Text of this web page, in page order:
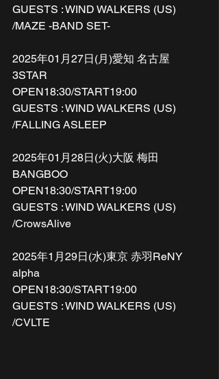
GUESTS : WIND WALKERS (US)
/MAZE -BAND SET-
2025年01月27日(月)愛知 名古屋
3STAR
OPEN18:30/START19:00
GUESTS : WIND WALKERS (US)
/FALLING ASLEEP
2025年01月28日(火)大阪 梅田
BANGBOO
OPEN18:30/START19:00
GUESTS : WIND WALKERS (US)
/CrowsAlive
2025年1月29日(水)東京 赤羽ReNY
alpha
OPEN18:30/START19:00
GUESTS : WIND WALKERS (US)
/CVLTE